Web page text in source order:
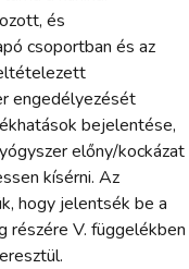
és
csoportban és az
engedélyezését
bejelentése,
előny/kockázat
kísérni. Az
hogy jelentsék be a
V. függelékben